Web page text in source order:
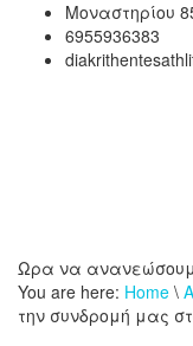
Μοναστηρίου
6955936383
Ωρα να
You are here: Home \
την συνδρομή μας